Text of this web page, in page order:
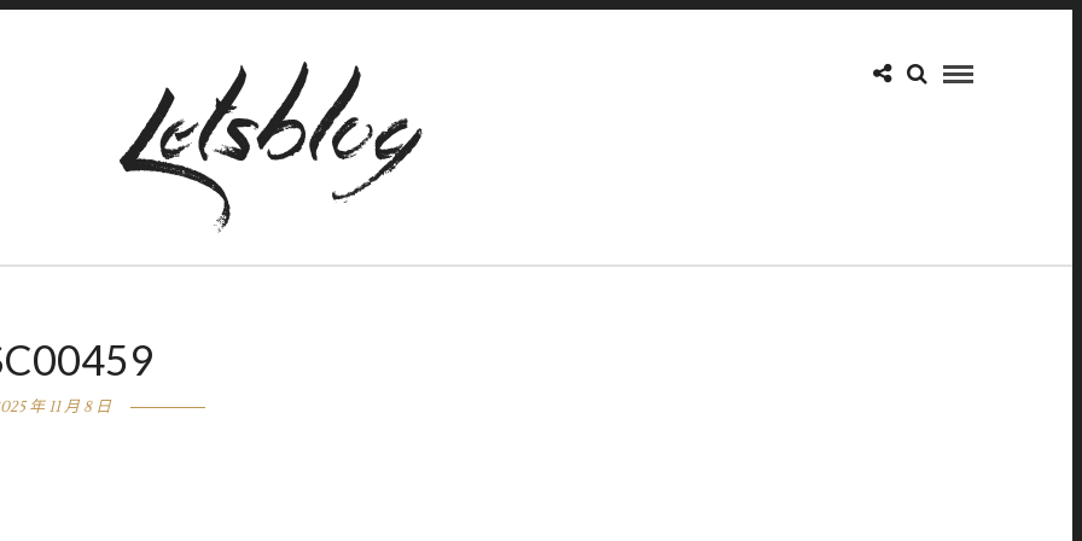
年 11 月 8 日